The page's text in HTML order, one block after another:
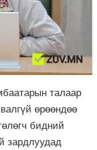
талаар
өрөөндөө
бидний
зардлуудад